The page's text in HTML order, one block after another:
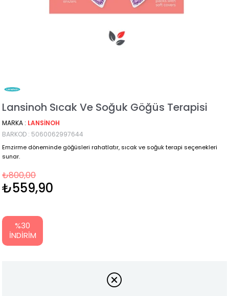
Lansinoh Sıcak Ve Soğuk Göğüs Terapisi
MARKA : LANSINOH
BARKOD : 5060062997644
Emzirme döneminde göğüsleri rahatlatır, sıcak ve soğuk terapi seçenekleri
sunar.
₺800,00
₺559,90
%30
İNDIRIM